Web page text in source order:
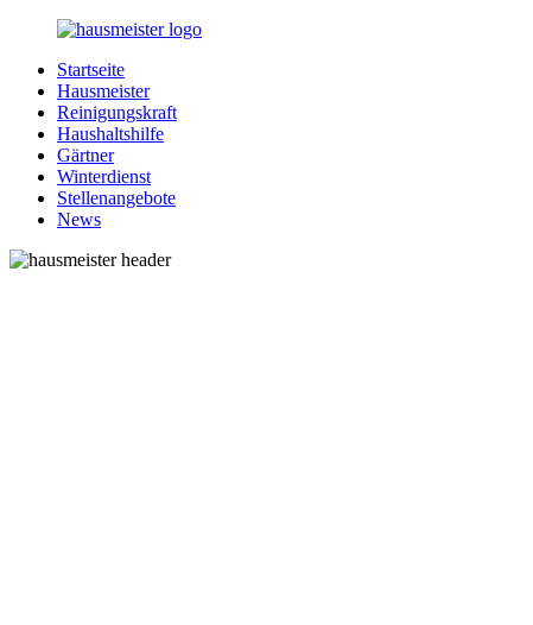
Zurück
Inhalt
Hausmeister.de
Alles
rund
Ihren
Haushalt
Startseite
Hausmeister
Reinigungskraft
Haushaltshilfe
Gärtner
Winterdienst
Stellenangebote
News